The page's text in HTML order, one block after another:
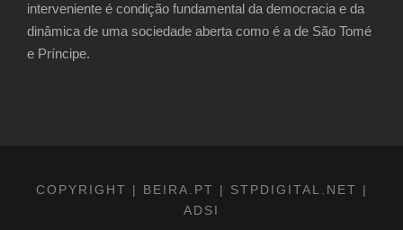
interveniente é condição fundamental da democracia e da
dinâmica de uma sociedade aberta como é a de São Tomé
e Príncipe.
COPYRIGHT | BEIRA.PT | STPDIGITAL.NET |
ADSI